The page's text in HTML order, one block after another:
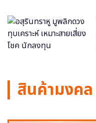
สินค้ามงคล